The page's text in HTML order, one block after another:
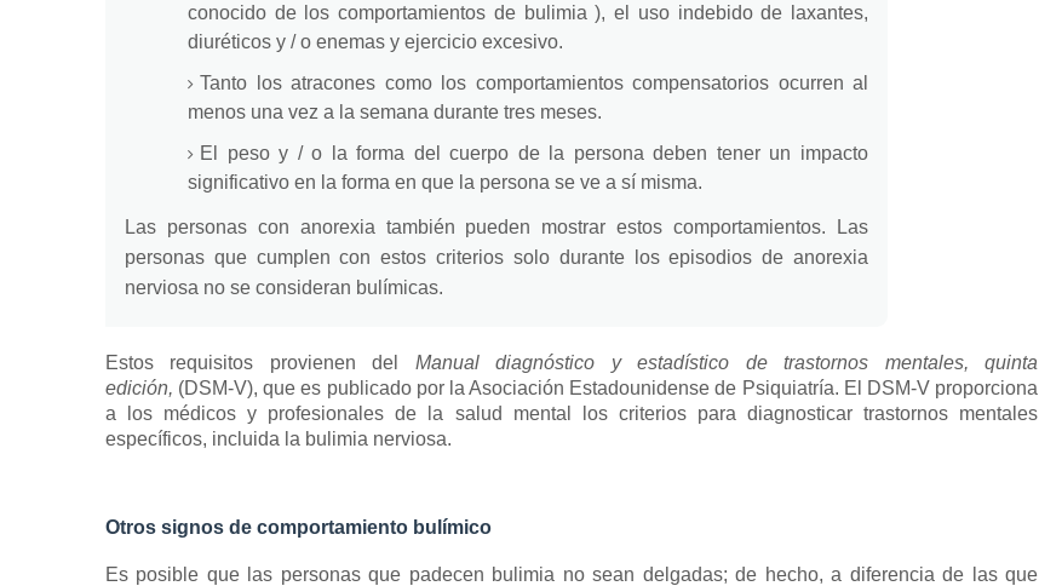
conocido de loscomportamientos de bulimia ), el uso indebido de laxantes,
diuréticos y / o enemas y ejercicio excesivo.
Tanto los atracones como los comportamientos compensatorios ocurren al
menos una vez a la semana durante tres meses.
El peso y / o la forma del cuerpo de la persona deben tener un impacto
significativo en la forma en que la persona se ve a sí misma.
Las personas con anorexia también pueden mostrar estos comportamientos.
Las
personas que cumplen con estos criterios solo durante los episodios de anorexia
nerviosa no se consideran bulímicas.
Estos requisitos provienen del Manual diagnóstico y estadístico de trastornos mentales, quinta
edición, (DSM-V), que es publicado por la Asociación Estadounidense de Psiquiatría. El DSM-V proporciona
a los médicos y profesionales de la salud mental los criterios para diagnosticar trastornos mentales
específicos, incluida la bulimia nerviosa.
Otros signos de comportamiento bulímico
Es posible que las personas que padecen bulimia no sean delgadas; de hecho, a diferencia de las que